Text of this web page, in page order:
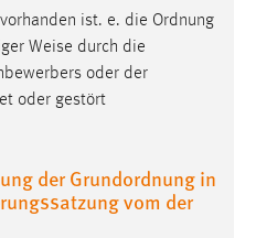
ist. e. die Ordnung
Weise durch die
oder der
oder gestört
der Grundordnung in
vom der